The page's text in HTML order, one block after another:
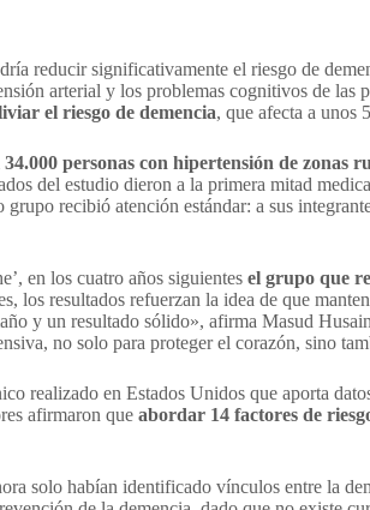
reducir significativamente el riesgo de
arterial y los problemas cognitivos de
el riesgo de demencia, que afecta a unos
34.000 personas con hipertensión de zonas
del estudio dieron a la primera mitad
recibió atención estándar: a sus
en los cuatro años siguientes el grupo que
los resultados refuerzan la idea de que
y un resultado sólido», afirma Masud
no solo para proteger el corazón, sino
realizado en Estados Unidos que aporta
afirmaron que abordar 14 factores de
solo habían identificado vínculos entre la